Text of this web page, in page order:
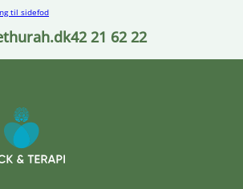
til sidefod
42 21 62 22